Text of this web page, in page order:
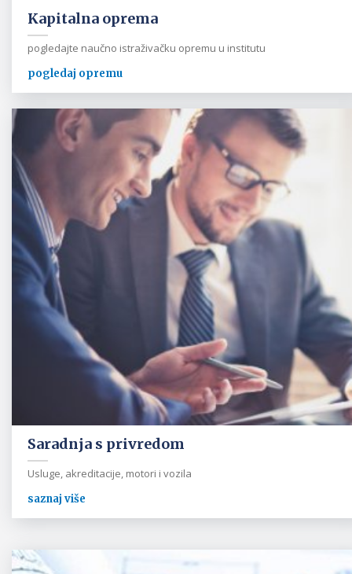
Kapitalna oprema
pogledajte naučno istraživačku opremu u institutu
pogledaj opremu
Saradnja s privredom
Usluge, akreditacije, motori i vozila
saznaj više